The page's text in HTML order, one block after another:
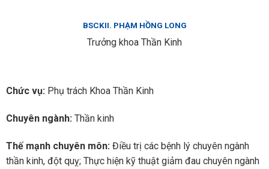
BSCKII. PHẠM HỒNG LONG
Trưởng khoa Thần Kinh
Chức vụ:Phụ trách Khoa Thần Kinh
Chuyên ngành:Thần kinh
Thế mạnh chuyên môn: Điều trị các bệnh lý chuyên ngành
thần kinh, đột quỵ; Thực hiện kỹ thuật giảm đau chuyên ngành